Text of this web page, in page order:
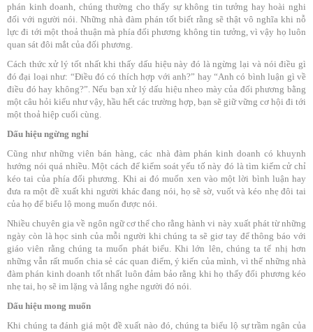
phán kinh doanh, chúng thường cho thấy sự không tin tưởng hay hoài nghi
đối với người nói. Những nhà đàm phán tốt biết rằng sẽ thật vô nghĩa khi nỗ
lực đi tới một thoả thuận mà phía đối phương không tin tưởng, vì vậy họ luôn
quan sát đôi mắt của đối phương.
Cách thức xử lý tốt nhất khi thấy dấu hiệu này đó là ngừng lại và nói điều gì
đó đại loại như: “Điều đó có thích hợp với anh?” hay “Anh có bình luận gì về
điều đó hay không?”. Nếu bạn xử lý dấu hiệu nheo mày của đối phương bằng
một câu hỏi kiểu như vậy, hầu hết các trường hợp, bạn sẽ giữ vững cơ hội đi tới
một thoả hiệp cuối cùng.
Dấu hiệu ngừng nghỉ
Cũng như những viên bán hàng, các nhà đàm phán kinh doanh có khuynh
hướng nói quá nhiều. Một cách để kiểm soát yếu tố này đó là tìm kiếm cử chỉ
kéo tai của phía đối phương. Khi ai đó muốn xen vào một lời bình luận hay
đưa ra một đề xuất khi người khác đang nói, họ sẽ sờ, vuốt và kéo nhẹ đôi tai
của họ để biểu lộ mong muốn được nói.
Nhiều chuyên gia về ngôn ngữ cơ thể cho rằng hành vi này xuất phát từ những
ngày còn là học sinh của mỗi người khi chúng ta sẽ giơ tay để thông báo với
giáo viên rằng chúng ta muốn phát biểu. Khi lớn lên, chúng ta tế nhị hơn
những vẫn rất muốn chia sẻ các quan điểm, ý kiến của mình, vì thế những nhà
đàm phán kinh doanh tốt nhất luôn đảm bảo rằng khi họ thấy đối phương kéo
nhẹ tai, họ sẽ im lặng và lắng nghe người đó nói.
Dấu hiệu mong muốn
Khi chúng ta đánh giá một đề xuất nào đó, chúng ta biểu lộ sự trầm ngân của